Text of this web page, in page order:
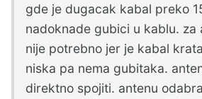
gde je dugacak kabal preko
nadoknade gubici u kablu. za
nije potrebno jer je kabal
niska pa nema gubitaka.
direktno spojiti. antenu